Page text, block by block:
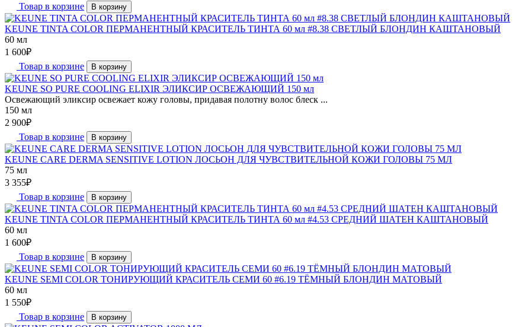
Товар в корзине
В корзину
KEUNE TINTA COLOR ПЕРМАНЕНТНЫЙ КРАСИТЕЛЬ ТИНТА 60 мл #8.38 СВЕТЛЫЙ БЛОНДИН КАШТАНОВЫЙ
60 мл
1 600₽
Товар в корзине
В корзину
KEUNE SO PURE COOLING ELIXIR ЭЛИКСИР ОСВЕЖАЮЩИЙ 150 мл
Освежающий эликсир освежает кожу головы, придавая полотну волос блеск ...
150 мл
2 900₽
Товар в корзине
В корзину
KEUNE CARE DERMA SENSITIVE LOTION ЛОСЬОН ДЛЯ ЧУВСТВИТЕЛЬНОЙ КОЖИ ГОЛОВЫ 75 МЛ
75 мл
3 355₽
Товар в корзине
В корзину
KEUNE TINTA COLOR ПЕРМАНЕНТНЫЙ КРАСИТЕЛЬ ТИНТА 60 мл #4.53 СРЕДНИЙ ШАТЕН КАШТАНОВЫЙ
60 мл
1 600₽
Товар в корзине
В корзину
KEUNE SEMI COLOR ТОНИРУЮЩИЙ КРАСИТЕЛЬ СЕМИ 60 #6.19 ТЁМНЫЙ БЛОНДИН МАТОВЫЙ
60 мл
1 550₽
Товар в корзине
В корзину